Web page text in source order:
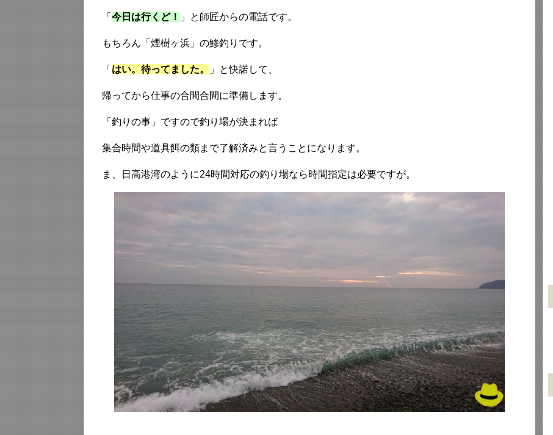
「 今日は行くど！ 」と師匠からの電話です。
もちろん「煙樹ヶ浜」の鯵釣りです。
「 はい。待ってました。 」と快諾して、
帰ってから仕事の合間合間に準備します。
「釣りの事」ですので釣り場が決まれば
集合時間や道具餌の類まで了解済みと言うことになります。
ま、日高港湾のように24時間対応の釣り場なら時間指定は必要ですが。